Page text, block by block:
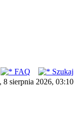
FAQ
Szukaj
8 sierpnia 2026, 03:10